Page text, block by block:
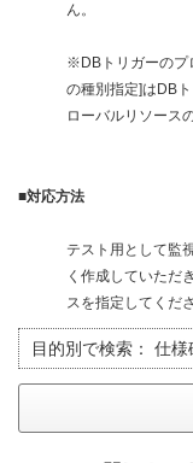
ん。
※DBトリガーのプ
の種別指定]はDB
ローバルリソース
■対応方法
テスト用として監
く作成していただ
スを指定してくださ
目的別で検索： 仕様